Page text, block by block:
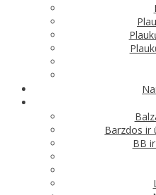
Barzdos ir
BB